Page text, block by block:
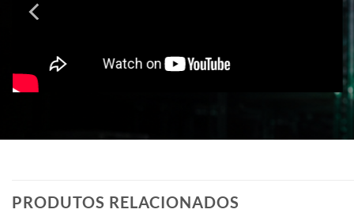
PRODUTOS RELACIONADOS